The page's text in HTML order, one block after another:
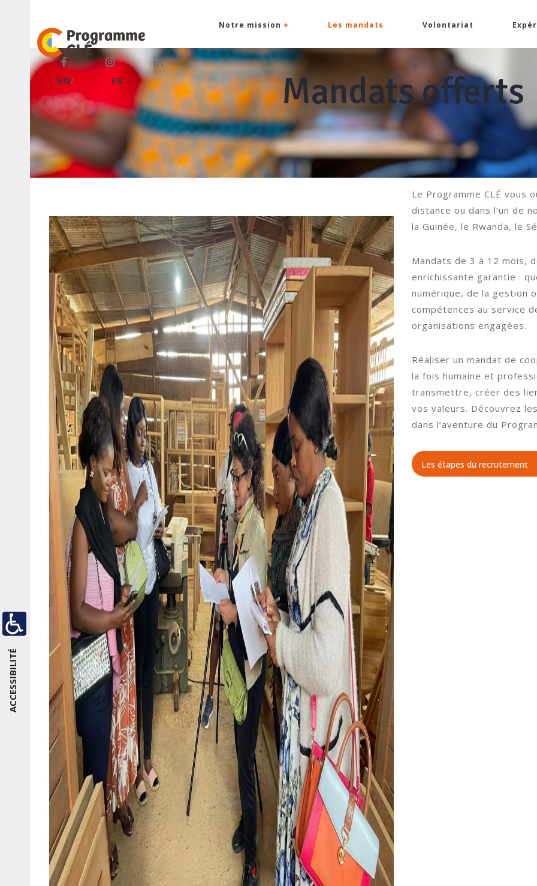
Notre mission + Les mandats Volontariat
EN FR
ACCESSIBILITÉ
Mandats offerts
Le Programme CLÉ vous
distance ou dans l’un de
la Guinée, le Rwanda, le
Mandats de 3 à 12 mois,
enrichissante garantie :
numérique, de la gestion
compétences au service
organisations engagées.
Réaliser un mandat de
la fois humaine et
transmettre, créer des
vos valeurs. Découvrez
dans l’aventure du
Les étapes du recrutement